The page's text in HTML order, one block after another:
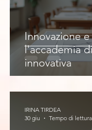
Innovazione e
l'accademia
innovativa
IRINA TIRDEA
30 giu
Tempo di